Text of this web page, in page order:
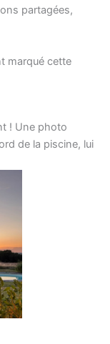
partagées,
marqué cette
! Une photo
de la piscine, lui